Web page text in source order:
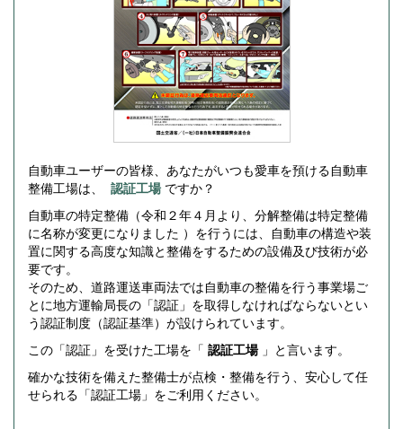
自動車ユーザーの皆様、あなたがいつも愛車を預ける自動車
整備工場は、
認証工場 ですか？
自動車の特定整備（令和２年４月より、分解整備は特定整備
に名称が変更になりました ）を行うには、自動車の構造や装
置に関する高度な知識と整備をするための設備及び技術が必
要です。
そのため、道路運送車両法では自動車の整備を行う事業場ご
とに地方運輸局長の「認証」を取得しなければならないとい
う認証制度（認証基準）が設けられています。
この「認証」を受けた工場を「 認証工場 」と言います。
確かな技術を備えた整備士が点検・整備を行う、安心して任
せられる「認証工場」をご利用ください。